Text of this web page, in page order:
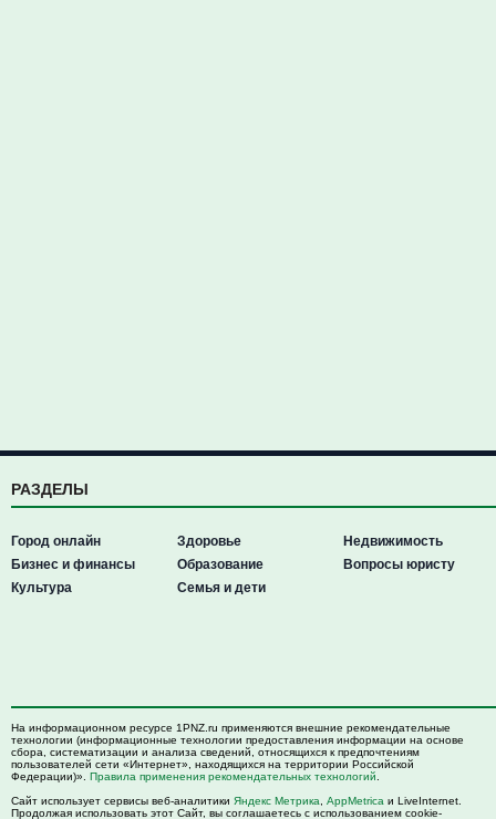
РАЗДЕЛЫ
Город онлайн
Бизнес и финансы
Культура
Здоровье
Образование
Семья и дети
Недвижимость
Вопросы юристу
На информационном ресурсе 1PNZ.ru применяются внешние рекомендательные
технологии (информационные технологии предоставления информации на основе
сбора, систематизации и анализа сведений, относящихся к предпочтениям
пользователей сети «Интернет», находящихся на территории Российской
Федерации)». Правила применения рекомендательных технологий
Сайт использует сервисы веб-аналитики Яндекс Метрика AppMetrica и LiveInternet.
Продолжая использовать этот Сайт, вы соглашаетесь с использованием cookie-